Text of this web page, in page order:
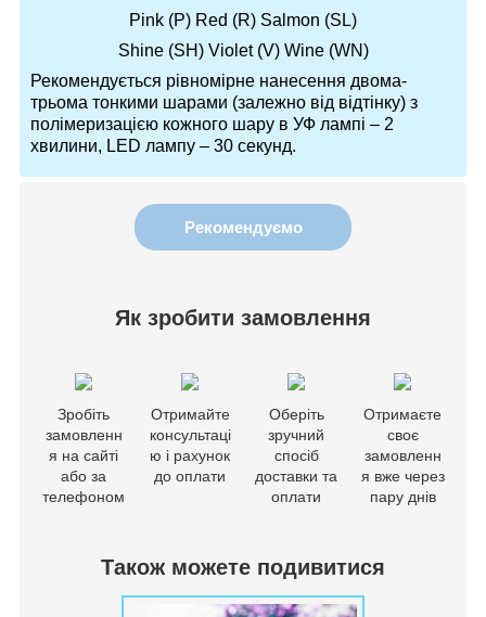
Pink (P) Red (R) Salmon (SL)
Shine (SH) Violet (V) Wine (WN)
Рекомендується рівномірне нанесення двома-
трьома тонкими шарами (залежно від відтінку) з
полімеризацією кожного шару в УФ лампі – 2
хвилини, LED лампу – 30 секунд.
Рекомендуємо
Як зробити замовлення
Зробіть
замовленн
я на сайті
або за
телефоном
Отримайте
консультаці
ю і рахунок
до оплати
Оберіть
зручний
спосіб
доставки та
оплати
Отримаєте
своє
замовленн
я вже через
пару днів
Також можете подивитися